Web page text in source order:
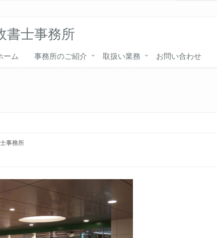
書士事務所
ーム 事務所のご紹介 取扱い業務 お問い合わせ
事務所